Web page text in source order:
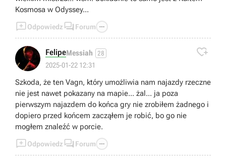
Kosmosa w Odyssey...
Odpowiedz  Forum 
FelipeMessiah 28
2025-01-22 12:31

Szkoda, że ten Vagn, który umożliwia nam najazdy rzeczne
nie jest nawet pokazany na mapie... żal... ja poza
pierwszym najazdem do końca gry nie zrobiłem żadnego i
dopiero przed końcem zacząłem je robić, bo go nie
mogłem znaleźć w porcie.
Odpowiedz  Forum 